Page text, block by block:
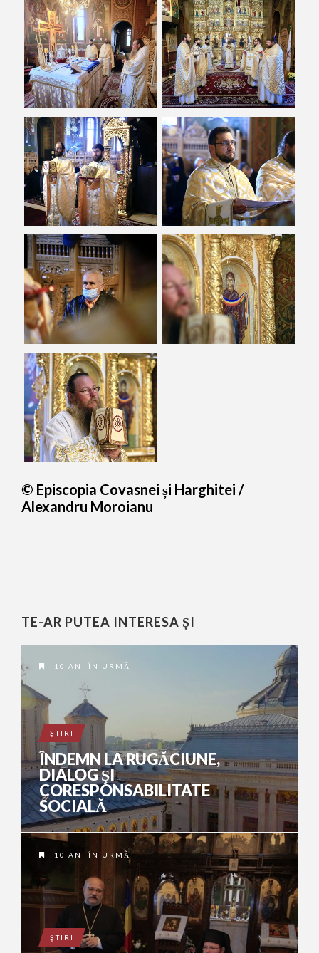
© Episcopia Covasnei și Harghitei /
Alexandru Moroianu
TE-AR PUTEA INTERESA ȘI
10 ANI ÎN URMĂ
ŞTIRI
ÎNDEMN LA RUGĂCIUNE,
DIALOG ŞI
CORESPONSABILITATE
SOCIALĂ
10 ANI ÎN URMĂ
ŞTIRI